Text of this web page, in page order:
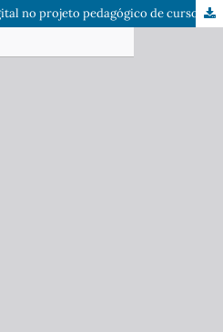
no projeto pedagógico de curso